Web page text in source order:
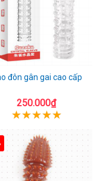
đôn gân gai cao cấp
250.000₫